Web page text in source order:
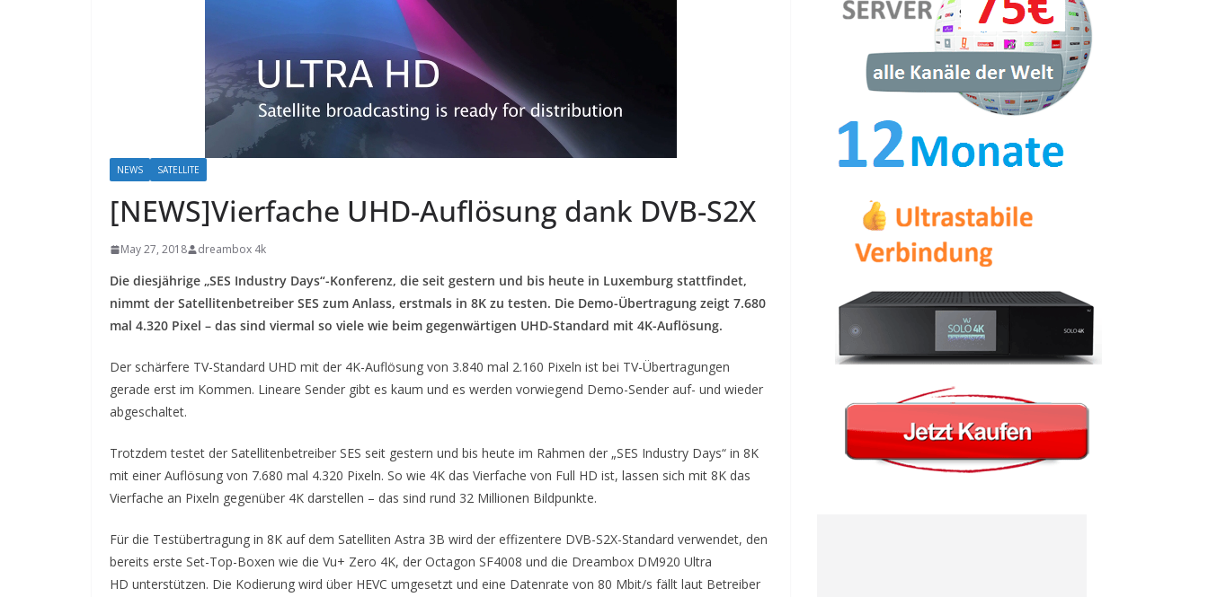
NEWS SATELLITE
[NEWS]Vierfache UHD-Auflösung dank DVB-S2X
May 27, 2018 dreambox 4k
Die diesjährige „SES Industry Days“-Konferenz, die seit gestern und bis heute in Luxemburg stattfindet,
nimmt der Satellitenbetreiber SES zum Anlass, erstmals in 8K zu testen. Die Demo-Übertragung zeigt 7.680
mal 4.320 Pixel – das sind viermal so viele wie beim gegenwärtigen UHD-Standard mit 4K-Auflösung.
Der schärfere TV-Standard UHD mit der 4K-Auflösung von 3.840 mal 2.160 Pixeln ist bei TV-Übertragungen
gerade erst im Kommen. Lineare Sender gibt es kaum und es werden vorwiegend Demo-Sender auf- und wieder
abgeschaltet.
Trotzdem testet der Satellitenbetreiber SES seit gestern und bis heute im Rahmen der „SES Industry Days“ in 8K
mit einer Auflösung von 7.680 mal 4.320 Pixeln. So wie 4K das Vierfache von Full HD ist, lassen sich mit 8K das
Vierfache an Pixeln gegenüber 4K darstellen – das sind rund 32 Millionen Bildpunkte.
Für die Testübertragung in 8K auf dem Satelliten Astra 3B wird der effizentere DVB-S2X-Standard verwendet, den
bereits erste Set-Top-Boxen wie die Vu+ Zero 4K, der Octagon SF4008 und die Dreambox DM920 Ultra
HD unterstützen. Die Kodierung wird über HEVC umgesetzt und eine Datenrate von 80 Mbit/s fällt laut Betreiber